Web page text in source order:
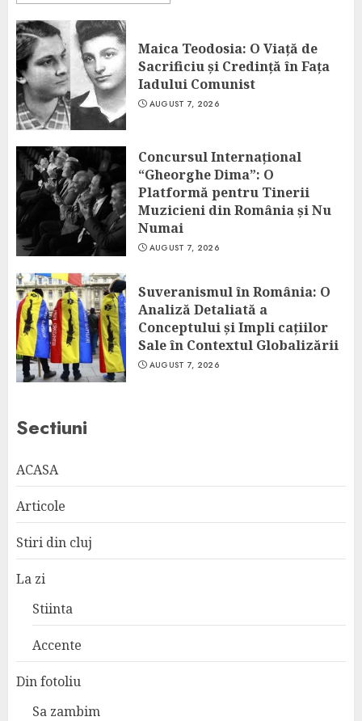
Maica Teodosia: O Viață de
Sacrificiu și Credință în Fața
Iadului Comunist
AUGUST 7, 2026
Concursul Internațional
“Gheorghe Dima”: O
Platformă pentru Tinerii
Muzicieni din România și Nu
Numai
AUGUST 7, 2026
Suveranismul în România: O
Analiză Detaliată a
Conceptului și Impli cațiilor
Sale în Contextul Globalizării
AUGUST 7, 2026
Sectiuni
ACASA
Articole
Stiri din cluj
La zi
Stiinta
Accente
Din fotoliu
Sa zambim